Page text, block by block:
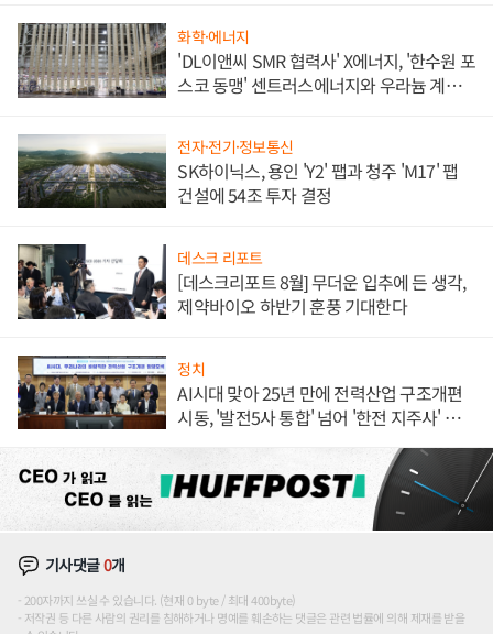
화학·에너지
'DL이앤씨 SMR 협력사' X에너지, '한수원 포
스코 동맹' 센트러스에너지와 우라늄 계약
전자·전기·정보통신
SK하이닉스, 용인 'Y2' 팹과 청주 'M17' 팹
건설에 54조 투자 결정
데스크 리포트
[데스크리포트 8월] 무더운 입추에 든 생각,
제약바이오 하반기 훈풍 기대한다
정치
AI시대 맞아 25년 만에 전력산업 구조개편
시동, '발전5사 통합' 넘어 '한전 지주사' 재편
기사댓글0개
200자까지 쓰실 수 있습니다. (현재 0 byte / 최대 400byte)
저작권 등 다른 사람의 권리를 침해하거나 명예를 훼손하는 댓글은 관련 법률에 의해 제재를 받을